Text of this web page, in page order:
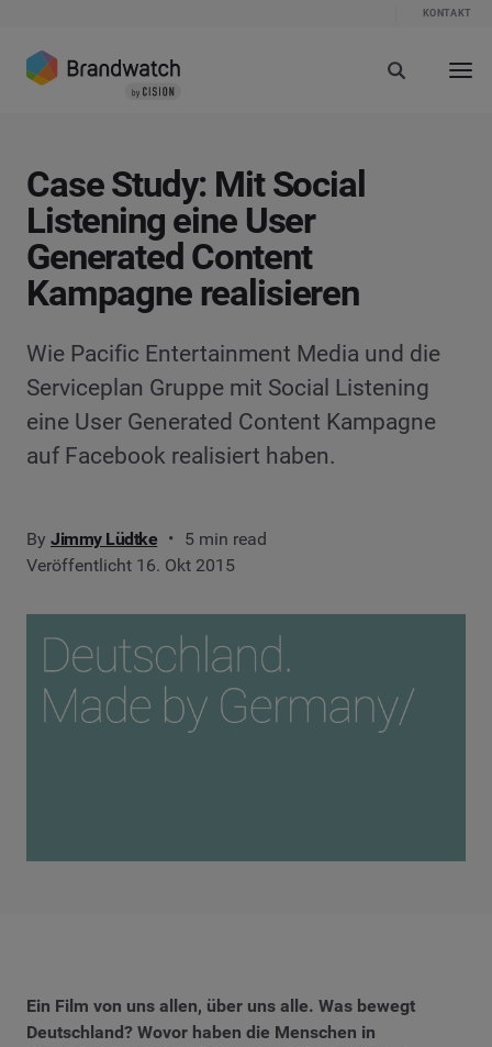
KONTAKT
Case Study: Mit Social
Listening eine User
Generated Content
Kampagne realisieren
Wie Pacific Entertainment Media und die
Serviceplan Gruppe mit Social Listening
eine User Generated Content Kampagne
auf Facebook realisiert haben.
By Jimmy Lüdtke
5 min read
Veröffentlicht 16. Okt 2015
Ein Film von uns allen, über uns alle. Was bewegt
Deutschland? Wovor haben die Menschen in